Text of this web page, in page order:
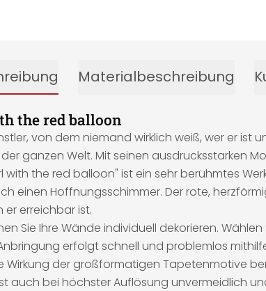
Materialbeschreibung
the red balloon
von dem niemand wirklich weiß, wer er ist
ganzen Welt. Mit seinen ausdrucksstarken
the red balloon" ist ein sehr berühmtes
einen Hoffnungsschimmer. Der rote,
erreichbar ist.
Sie Ihre Wände individuell dekorieren.
erfolgt schnell und problemlos
Wirkung der großformatigen Tapetenmotive
auch bei höchster Auflösung unvermeidlich